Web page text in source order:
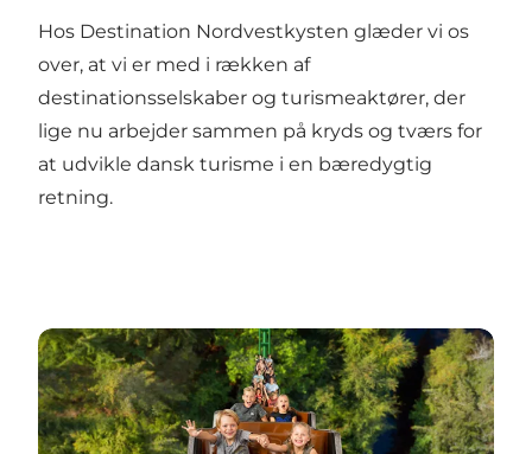
Hos Destination Nordvestkysten glæder vi os
over, at vi er med i rækken af
destinationsselskaber og turismeaktører, der
lige nu arbejder sammen på kryds og tværs for
at udvikle dansk turisme i en bæredygtig
retning.
Bedste nye rutsjebane i Europa